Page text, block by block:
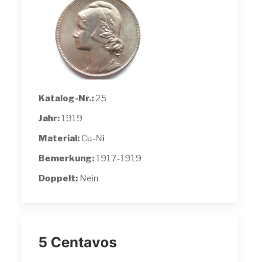
Katalog-Nr.: 25
Jahr: 1919
Material:Cu-Ni
Bemerkung: 1917-1919
Doppelt: Nein
5 Centavos